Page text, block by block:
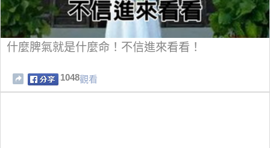
什麼脾氣就是什麼命！不信進來看看！
1048觀看